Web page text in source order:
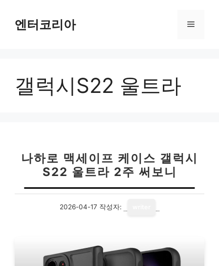
엔터코리아 메
갤럭시S22 울트라
나하로 맥세이프 케이스 갤럭시
S22 울트라 2주 써보니
2026-04-17 작성자: